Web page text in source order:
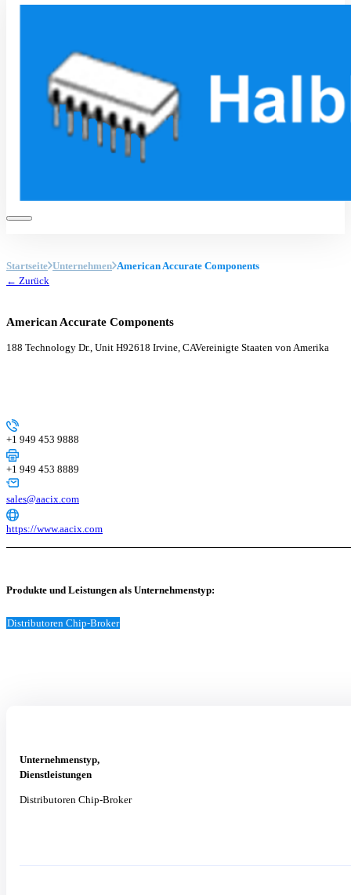
Startseite Unternehmen American Accurate Components
← Zurück
American Accurate Components
188 Technology Dr., Unit H92618 Irvine, CAVereinigte Staaten von Amerika
+1 949 453 9888
+1 949 453 8889
sales@aacix.com
https://www.aacix.com
Produkte und Leistungen als Unternehmenstyp:
Distributoren Chip-Broker
Unternehmenstyp,
Dienstleistungen
Distributoren Chip-Broker